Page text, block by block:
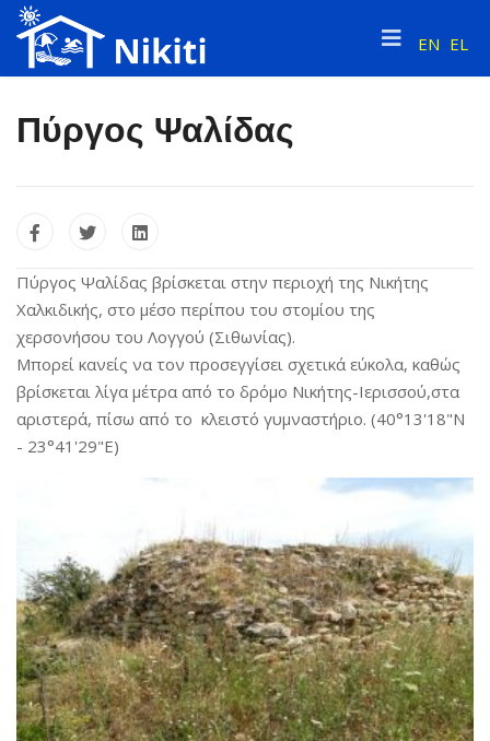
EN EL
Πύργος Ψαλίδας
Πύργος Ψαλίδας βρίσκεται στην περιοχή της Νικήτης
Χαλκιδικής, στο μέσο περίπου του στομίου της
χερσονήσου του Λογγού (Σιθωνίας).
Μπορεί κανείς να τον προσεγγίσει σχετικά εύκολα, καθώς
βρίσκεται λίγα μέτρα από το δρόμο Νικήτης-Iερισσού,στα
αριστερά, πίσω από το κλειστό γυμναστήριο. (40°13'18"Ν
- 23°41'29"Ε)